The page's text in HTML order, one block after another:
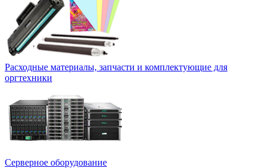
Расходные материалы, запчасти и комплектующие для
оргтехники
Серверное оборудование